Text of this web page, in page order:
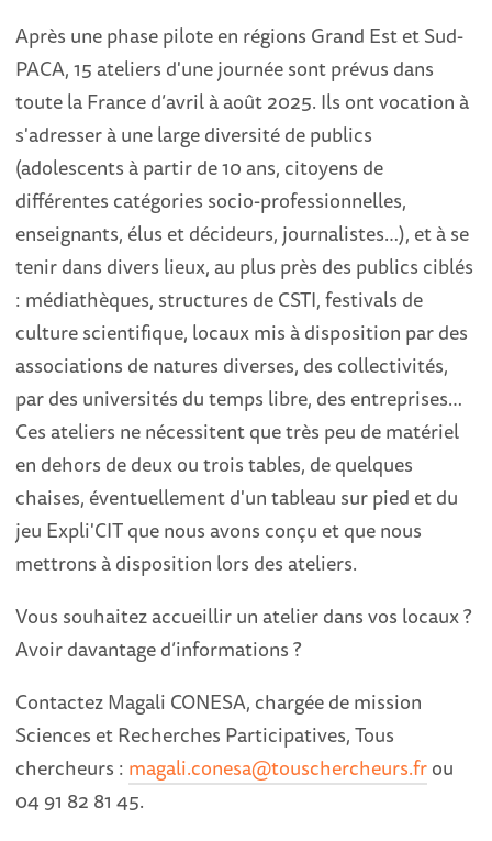
Après une phase pilote en régions Grand Est et Sud-
PACA, 15 ateliers d'une journée sont prévus dans
toute la France d’avril à août 2025. Ils ont vocation à
s'adresser à une large diversité de publics
(adolescents à partir de 10 ans, citoyens de
différentes catégories socio-professionnelles,
enseignants, élus et décideurs, journalistes…), et à se
tenir dans divers lieux, au plus près des publics ciblés
: médiathèques, structures de CSTI, festivals de
culture scientifique, locaux mis à disposition par des
associations de natures diverses, des collectivités,
par des universités du temps libre, des entreprises…
Ces ateliers ne nécessitent que très peu de matériel
en dehors de deux ou trois tables, de quelques
chaises, éventuellement d'un tableau sur pied et du
jeu Expli'CIT que nous avons conçu et que nous
mettrons à disposition lors des ateliers.
Vous souhaitez accueillir un atelier dans vos locaux ?
Avoir davantage d’informations ?
Contactez Magali CONESA, chargée de mission
Sciences et Recherches Participatives, Tous
chercheurs : magali.conesa@touschercheurs.frou
04 91 82 81 45.